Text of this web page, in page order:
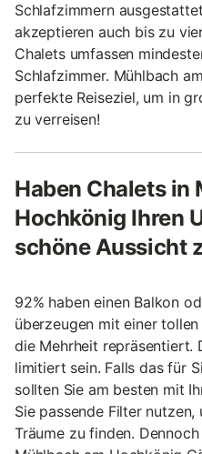
Schlafzimmern
akzeptieren auch bis zu
Chalets umfassen
Schlafzimmer. Mühlbach
perfekte Reiseziel, um in
zu verreisen!
Haben Chalets in
Hochkönig Ihren
schöne Aussicht
92% haben einen Balkon
überzeugen mit einer
die Mehrheit repräsentiert.
limitiert sein. Falls das für
sollten Sie am besten mit
Sie passende Filter
Träume zu finden.